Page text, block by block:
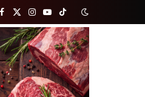
Facebook
X
(Twitter)
Instagram
YouTubeTikTok